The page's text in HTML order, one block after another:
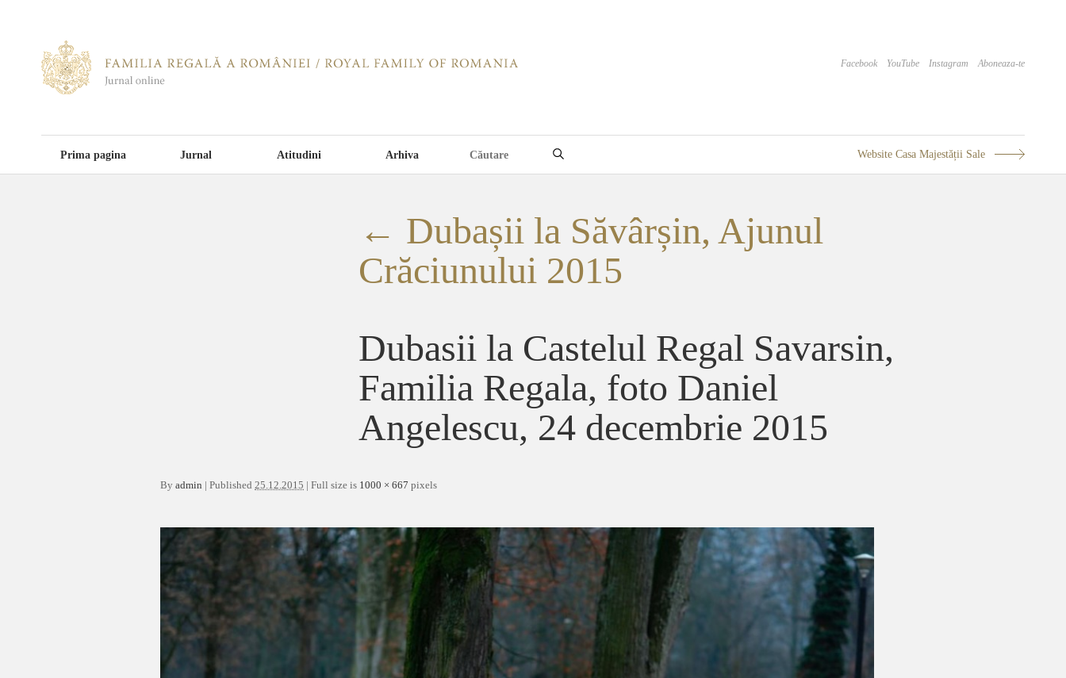
Facebook YouTube Instagram Aboneaza-te
Prima pagina Jurnal Atitudini Arhiva Website Casa Majestății Sale
← Dubașii la Săvârșin, Ajunul
Crăciunului 2015
Dubasii la Castelul Regal Savarsin,
Familia Regala, foto Daniel
Angelescu, 24 decembrie 2015
By admin | Published 25.12.2015 | Full size is 1000 × 667 pixels